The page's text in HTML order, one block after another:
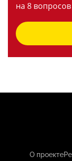
на 8
О проекте